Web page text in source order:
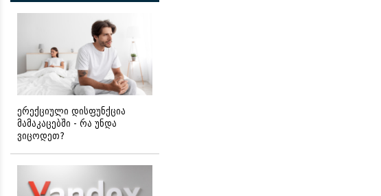
ერექციული დისფუნქცია
მამაკაცებში - რა უნდა
ვიცოდეთ?